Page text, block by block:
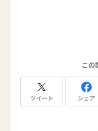
この
ツイート シェア